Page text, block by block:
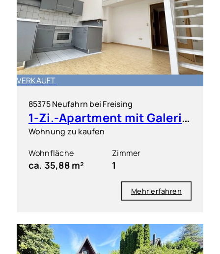
VERKAUFT
85375 Neufahrn bei Freising
1-Zi.-Apartment mit Galerie und EBK
Wohnung zu kaufen
Wohnfläche
ca. 35,88 m²
Zimmer
1
Mehr erfahren